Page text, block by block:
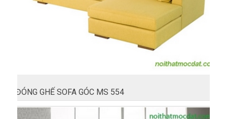
ĐÓNG GHẾ SOFA GÓC MS 554